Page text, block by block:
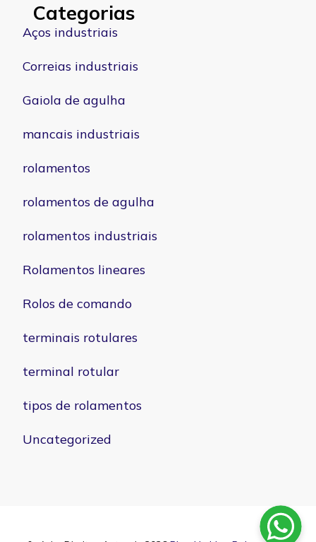
Categorias
Aços industriais
Correias industriais
Gaiola de agulha
mancais industriais
rolamentos
rolamentos de agulha
rolamentos industriais
Rolamentos lineares
Rolos de comando
terminais rotulares
terminal rotular
tipos de rolamentos
Uncategorized